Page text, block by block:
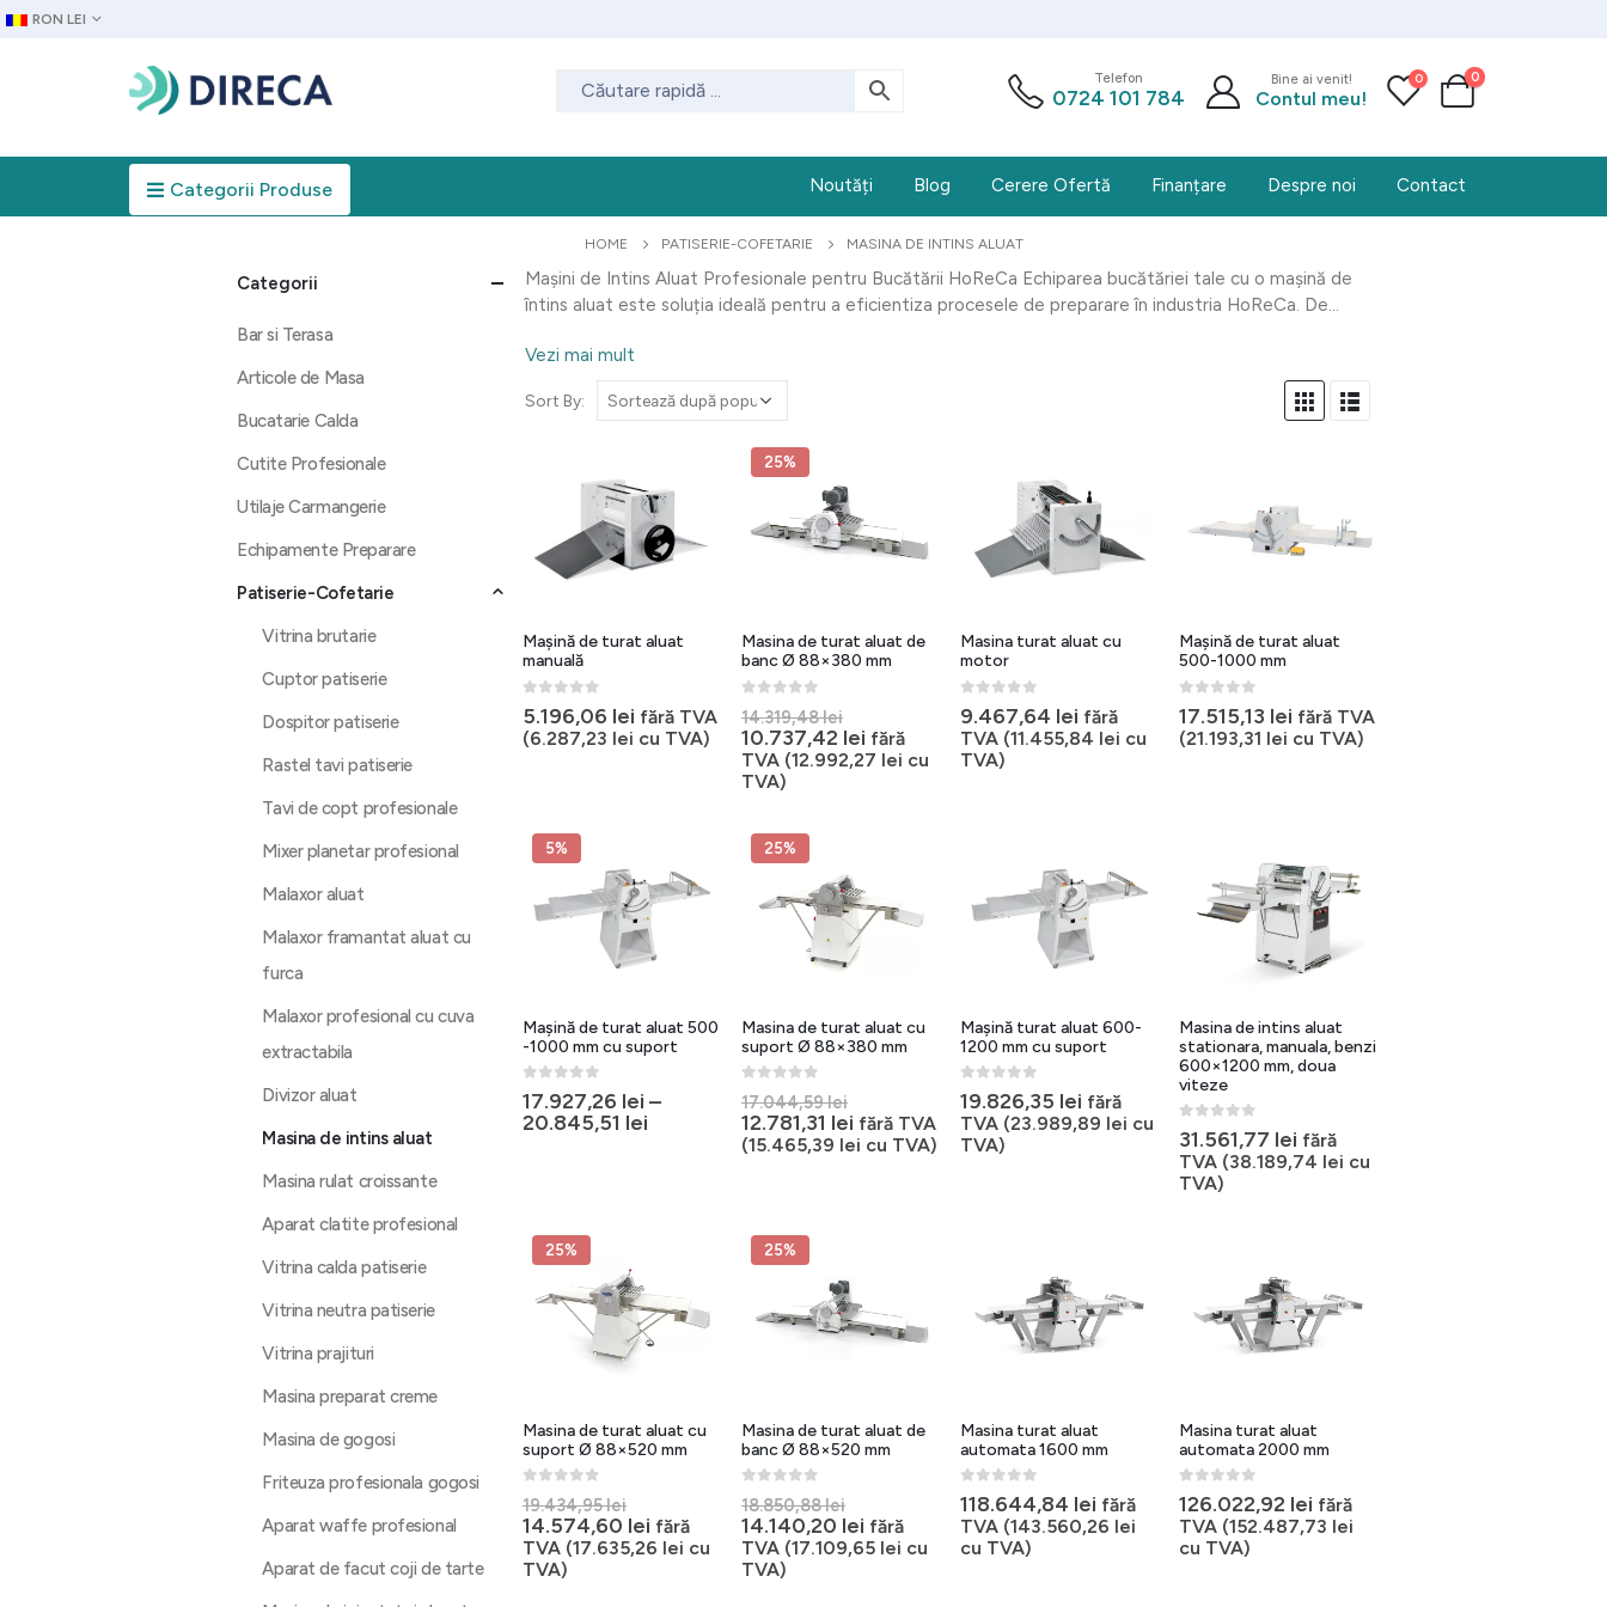
RON LEI
Telefon
0724 101 784
Bine ai venit!
Contul meu!
0 0
Categorii Produse Noutăți Blog Cerere Ofertă Finanțare Despre noi Contact
HOME PATISERIE-COFETARIE MASINA DE INTINS ALUAT
Mașini de Intins Aluat Profesionale pentru Bucătării HoReCa Echiparea bucătăriei tale cu o mașină de
întins aluat este soluția ideală pentru a eficientiza procesele de preparare în industria HoReCa. De...
Vezi mai mult
Sort By:
Mașină de turat aluat
manuală
5.196,06 lei fără TVA
(6.287,23 lei cu TVA)
25%
Masina de turat aluat de
banc Ø 88×380 mm
14.319,48lei
inițial
a
10.737,42 lei Prețul
curent
fără
TVA (12.992,27 lei cu
TVA)
Masina turat aluat cu
motor
9.467,64 lei fără
TVA (11.455,84 lei cu
TVA)
Mașină de turat aluat
500-1000 mm
17.515,13 lei fără TVA
(21.193,31 lei cu TVA)
5%
Mașină de turat aluat 500
-1000 mm cu suport
0 out of 5
17.927,26 lei –
20.845,51 lei
25%
Masina de turat aluat cu
suport Ø 88×380 mm
17.044,59lei
inițial
a
12.781,31 lei Prețul
curent
fără TVA
(15.465,39 lei cu TVA)
Mașină turat aluat 600-
1200 mm cu suport
0 out of 5
19.826,35 lei fără
TVA (23.989,89 lei cu
TVA)
Masina de intins aluat
stationara, manuala, benzi
600×1200 mm, doua
viteze
0out of 5
31.561,77 lei fără
TVA (38.189,74 lei cu
TVA)
25%
Masina de turat aluat cu
suport Ø 88×520 mm
19.434,95lei
inițial
a
14.574,60 lei Prețul
curent
fără
TVA (17.635,26 lei cu
TVA)
25%
Masina de turat aluat de
banc Ø 88×520 mm
18.850,88lei
inițial
a
14.140,20 lei Prețul
curent
fără
TVA (17.109,65 lei cu
TVA)
Masina turat aluat
automata 1600 mm
0 out of 5
118.644,84 lei fără
TVA (143.560,26 lei
cu TVA)
Masina turat aluat
automata 2000 mm
0 out of 5
126.022,92 lei fără
TVA (152.487,73 lei
cu TVA)
Categorii
Bar si Terasa
Articole de Masa
Bucatarie Calda
Cutite Profesionale
Utilaje Carmangerie
Echipamente Preparare
Patiserie-Cofetarie
Vitrina brutarie
Cuptor patiserie
Dospitor patiserie
Rastel tavi patiserie
Tavi de copt profesionale
Mixer planetar profesional
Malaxor aluat
Malaxor framantat aluat cu
furca
Malaxor profesional cu cuva
extractabila
Divizor aluat
Masina de intins aluat
Masina rulat croissante
Aparat clatite profesional
Vitrina calda patiserie
Vitrina neutra patiserie
Vitrina prajituri
Masina preparat creme
Masina de gogosi
Friteuza profesionala gogosi
Aparat waffe profesional
Aparat de facut coji de tarte